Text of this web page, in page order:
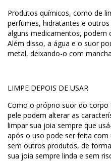
Produtos químicos, como de
perfumes, hidratantes e
alguns medicamentos, podem
Além disso, a água e o suor
metal, deixando-o com
LIMPE DEPOIS DE USAR
Como o próprio suor do
pele podem alterar as
limpar sua joia sempre que
após o uso pode ser feita
sem outros produtos, de
sua joia sempre linda e sem